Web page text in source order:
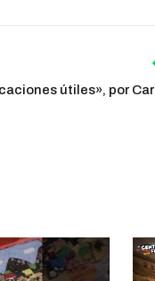
útiles», por